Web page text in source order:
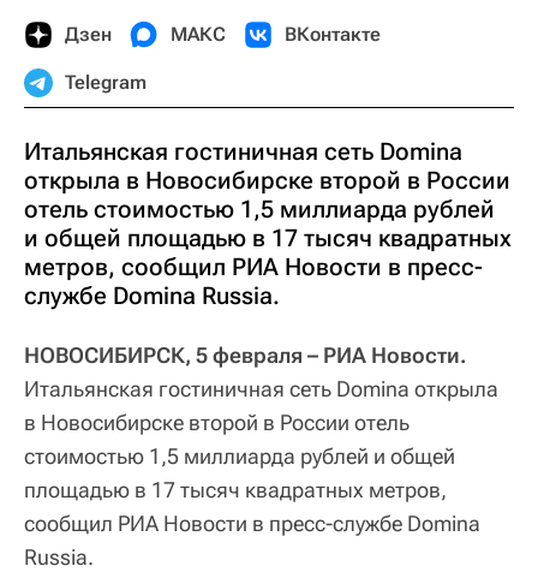
Дзен МАКС ВКонтакте
Telegram
Итальянская гостиничная сеть Domina
открыла в Новосибирске второй в России
отель стоимостью 1,5 миллиарда рублей
и общей площадью в 17 тысяч квадратных
метров, сообщил РИА Новости в пресс-
службе Domina Russia.
НОВОСИБИРСК, 5 февраля – РИА Новости.
Итальянская гостиничная сеть Domina открыла
в Новосибирске второй в России отель
стоимостью 1,5 миллиарда рублей и общей
площадью в 17 тысяч квадратных метров,
сообщил РИА Новости в пресс-службе Domina
Russia.